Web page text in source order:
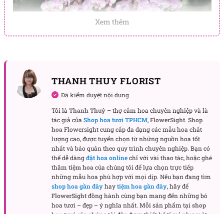
Chậu sứ tròn màu trung tính được lựa chọn nhằm
làm nổi bật phần hoa. Các loại lá phụ đa dạng được
bố trí khéo léo quanh thân hoa tạo nên hiệu ứng
tầng lớp mềm mại và tự nhiên. Dải nơ màu hồng
pastel giúp tổng thể thêm phần ngọt ngào, thích hợp
với những dịp kỷ niệm yêu đương hay tặng người
phụ nữ bạn trân quý.
Xem thêm
THANH THUY FLORIST
Đã kiểm duyệt nội dung
Tôi là Thanh Thuỷ – thợ cắm hoa chuyên nghiệp và là
tác giả của Shop hoa tươi TPHCM,FlowerSight. Shop
hoa Flowersight cung cấp đa dạng các mẫu hoa chất
lượng cao, được tuyển chọn từ những nguồn hoa tốt
nhất và bảo quản theo quy trình chuyên nghiệp. Bạn có
thể dễ dàngđặt hoa onlinechỉ với vài thao tác, hoặc ghé
thăm tiệm hoa của chúng tôi để lựa chọn trực tiếp
những mẫu hoa phù hợp với mọi dịp. Nếu bạn đang tìm
shop hoa gần đâyhaytiệm hoa gần đây, hãy để
FlowerSightđồng hành cùng bạn mang đến những bó
hoa tươi – đẹp – ý nghĩa nhất. Mỗi sản phẩm tại shop